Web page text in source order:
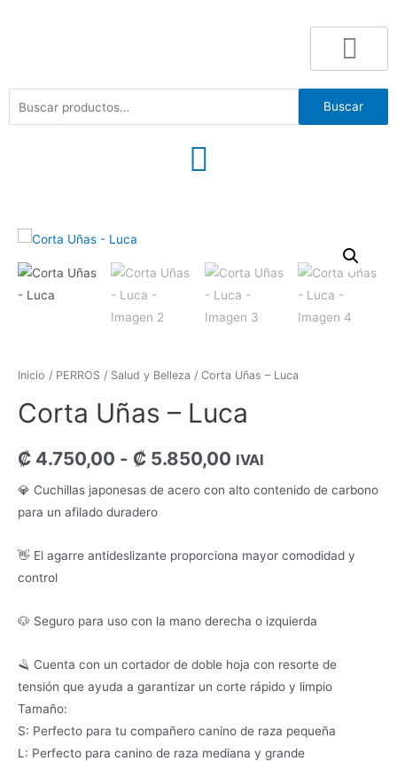
Buscar
Inicio / PERROS / Salud y Belleza / Corta Uñas – Luca
Corta Uñas – Luca
₡ 4.750,00 - ₡ 5.850,00 IVAI
💎 Cuchillas japonesas de acero con alto contenido de carbono
para un afilado duradero
👋 El agarre antideslizante proporciona mayor comodidad y
control
🐶 Seguro para uso con la mano derecha o izquierda
🪒 Cuenta con un cortador de doble hoja con resorte de
tensión que ayuda a garantizar un corte rápido y limpio
Tamaño:
S: Perfecto para tu compañero canino de raza pequeña
L: Perfecto para canino de raza mediana y grande